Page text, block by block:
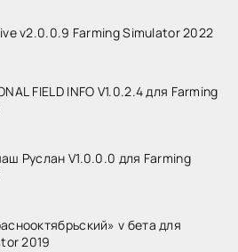
v2.0.0.9 Farming Simulator 2022
FIELD INFO V1.0.2.4 для Farming
Руслан V1.0.0.0 для Farming
v бета для
2019